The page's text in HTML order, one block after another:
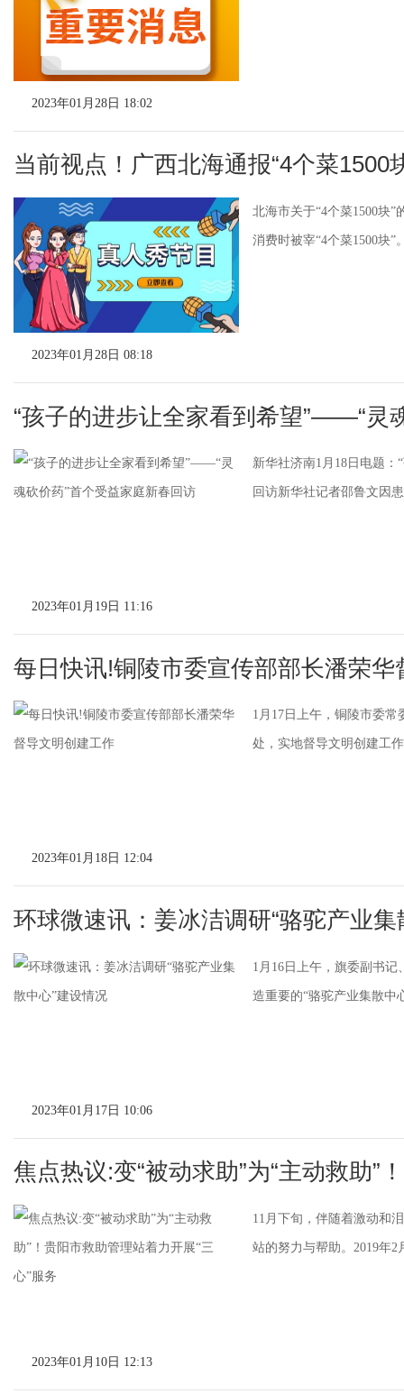
2023年01月28日 18:02
当前视点！广西北海通报“4个菜1500
北海市关于“4个菜1500块
消费时被宰“4个菜1500块”
2023年01月28日 08:18
“孩子的进步让全家看到希望”——“灵
新华社济南1月18日电题
回访新华社记者邵鲁文因
2023年01月19日 11:16
每日快讯!铜陵市委宣传部部长潘荣华
1月17日上午，铜陵市委
处，实地督导文明创建工
2023年01月18日 12:04
环球微速讯：姜冰洁调研“骆驼产业集
1月16日上午，旗委副书
造重要的“骆驼产业集散中
2023年01月17日 10:06
焦点热议:变“被动求助”为“主动救助”
11月下旬，伴随着激动和
站的努力与帮助。2019年
2023年01月10日 12:13